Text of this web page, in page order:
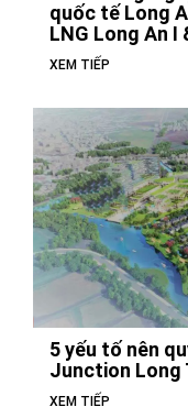
quốc tế Long
LNG Long An I
XEM TIẾP
5 yếu tố nên
Junction Long
XEM TIẾP